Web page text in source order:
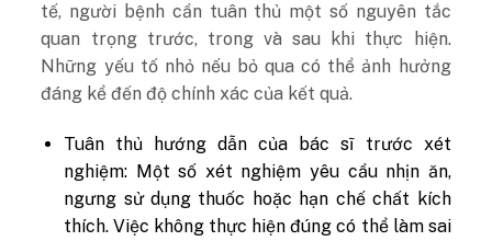
tế, người bệnh cần tuân thủ một số nguyên tắc
quan trọng trước, trong và sau khi thực hiện.
Những yếu tố nhỏ nếu bỏ qua có thể ảnh hưởng
đáng kể đến độ chính xác của kết quả.
Tuân thủ hướng dẫn của bác sĩ trước xét
nghiệm: Một số xét nghiệm yêu cầu nhịn ăn,
ngưng sử dụng thuốc hoặc hạn chế chất kích
thích. Việc không thực hiện đúng có thể làm sai